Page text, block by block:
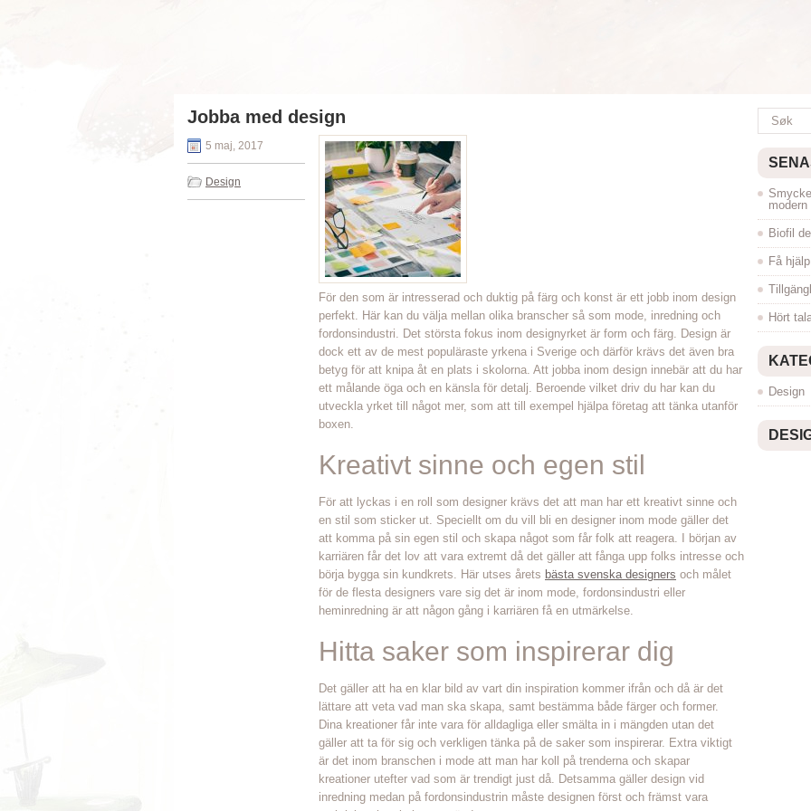
Jobba med design
5 maj, 2017
Design
För den som är intresserad och duktig på färg och konst är ett jobb inom design
perfekt. Här kan du välja mellan olika branscher så som mode, inredning och
fordonsindustri. Det största fokus inom designyrket är form och färg. Design är
dock ett av de mest populäraste yrkena i Sverige och därför krävs det även bra
betyg för att knipa åt en plats i skolorna. Att jobba inom design innebär att du har
ett målande öga och en känsla för detalj. Beroende vilket driv du har kan du
utveckla yrket till något mer, som att till exempel hjälpa företag att tänka utanför
boxen.
Kreativt sinne och egen stil
För att lyckas i en roll som designer krävs det att man har ett kreativt sinne och
en stil som sticker ut. Speciellt om du vill bli en designer inom mode gäller det
att komma på sin egen stil och skapa något som får folk att reagera. I början av
karriären får det lov att vara extremt då det gäller att fånga upp folks intresse och
börja bygga sin kundkrets. Här utses årets bästa svenska designers och målet
för de flesta designers vare sig det är inom mode, fordonsindustri eller
heminredning är att någon gång i karriären få en utmärkelse.
Hitta saker som inspirerar dig
Det gäller att ha en klar bild av vart din inspiration kommer ifrån och då är det
lättare att veta vad man ska skapa, samt bestämma både färger och former.
Dina kreationer får inte vara för alldagliga eller smälta in i mängden utan det
gäller att ta för sig och verkligen tänka på de saker som inspirerar. Extra viktigt
är det inom branschen i mode att man har koll på trenderna och skapar
kreationer utefter vad som är trendigt just då. Detsamma gäller design vid
inredning medan på fordonsindustrin måste designen först och främst vara
Biofil
Få
Hört
Design